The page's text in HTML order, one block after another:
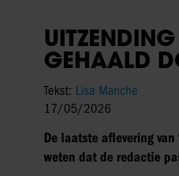
GEHAALD
Tekst: Lisa Manche
17/05/2026
De laatste aflevering
weten dat de redactie